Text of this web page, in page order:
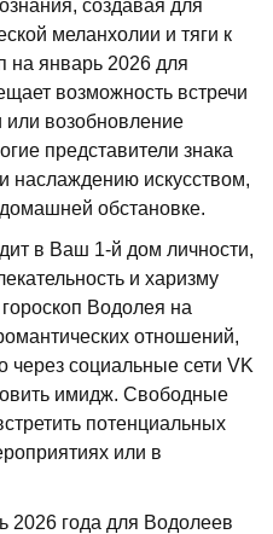
создавая для
меланхолии и тяги к
на январь 2026 для
возможность встречи
или возобновление
представители знака
наслаждению искусством,
обстановке.
в Ваш 1-й дом личности,
и харизму
Водолея на
отношений,
через социальные сети VK
имидж. Свободные
потенциальных
или в
2026 года для Водолеев